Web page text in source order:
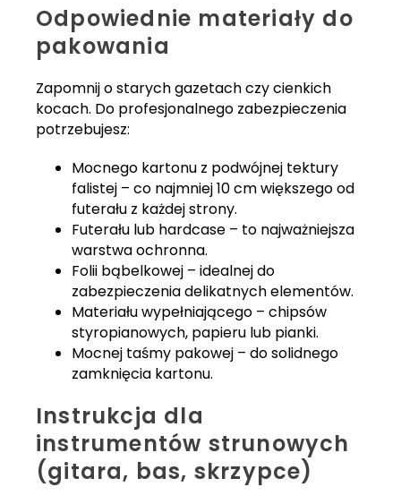
Odpowiednie materiały do
pakowania
Zapomnij o starych gazetach czy cienkich
kocach. Do profesjonalnego zabezpieczenia
potrzebujesz:
Mocnego kartonu z podwójnej tektury
falistej – co najmniej 10 cm większego od
futerału z każdej strony.
Futerału lub hardcase – to najważniejsza
warstwa ochronna.
Folii bąbelkowej – idealnej do
zabezpieczenia delikatnych elementów.
Materiału wypełniającego – chipsów
styropianowych, papieru lub pianki.
Mocnej taśmy pakowej – do solidnego
zamknięcia kartonu.
Instrukcja dla
instrumentów strunowych
(gitara, bas, skrzypce)